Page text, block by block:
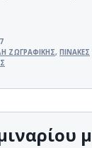
ΖΩΓΡΑΦΙΚΗΣ, ΠΙΝΑΚΕΣ